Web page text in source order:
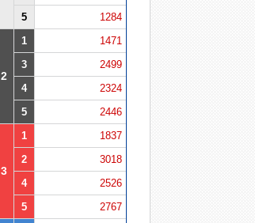
5 1284
2
1
1471
3
2499
4
2324
5 2446
3
1
1837
2
3018
4
2526
5 2767